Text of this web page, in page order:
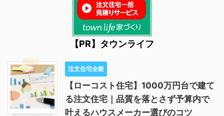
【PR】タウンライフ
注文住宅全般
【ローコスト住宅】1000万円台で建て
る注文住宅｜品質を落とさず予算内で
叶えるハウスメーカー選びのコツ